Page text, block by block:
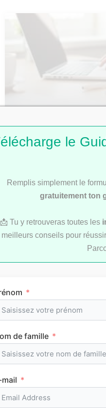
Comment faire une
le
Remplis simplement le
gratuitement ton
📩 Tu y retrouveras toutes les
meilleurs conseils pour
de famille